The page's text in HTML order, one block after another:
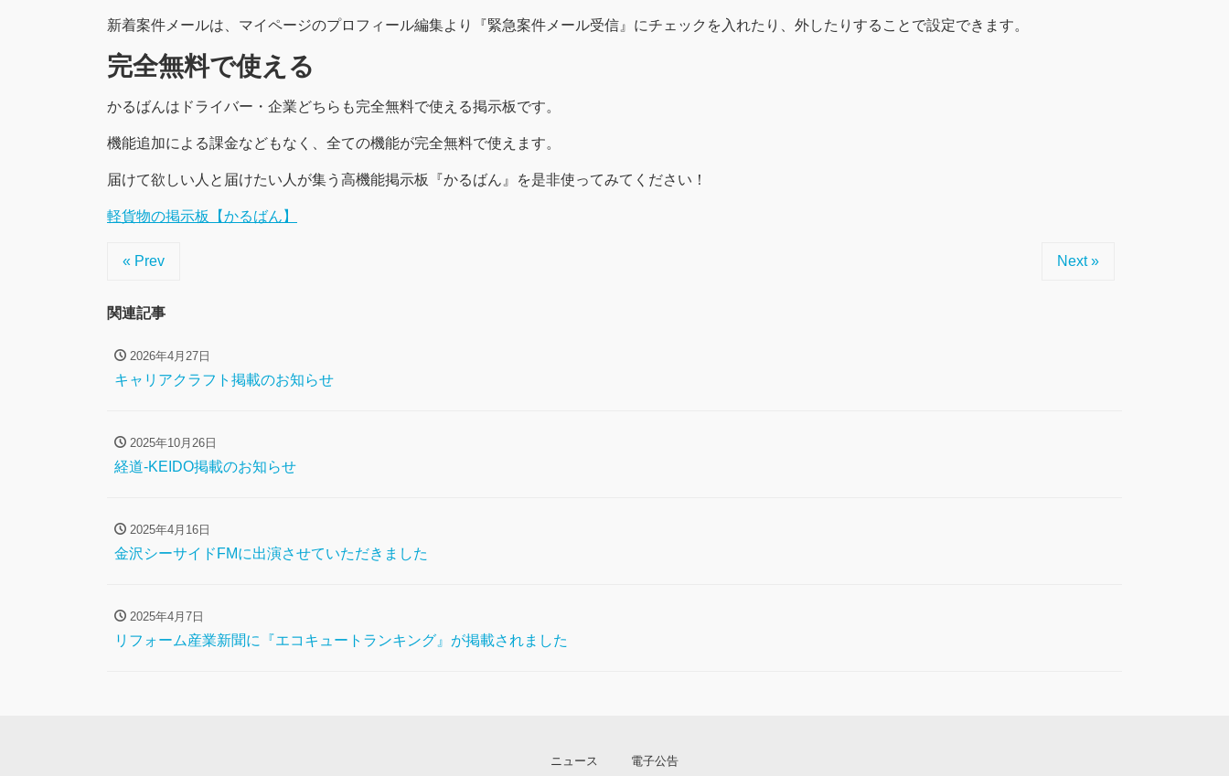
新着案件メールは、マイページのプロフィール編集より『緊急案件メール受信』にチェックを入れたり、外したりすることで設定できます。
完全無料で使える
かるばんはドライバー・企業どちらも完全無料で使える掲示板です。
機能追加による課金などもなく、全ての機能が完全無料で使えます。
届けて欲しい人と届けたい人が集う高機能掲示板『かるばん』を是非使ってみてください！
軽貨物の掲示板【かるばん】
« Prev Next »
関連記事
2026年4月27日
キャリアクラフト掲載のお知らせ
2025年10月26日
経道-KEIDO掲載のお知らせ
2025年4月16日
金沢シーサイドFMに出演させていただきました
2025年4月7日
リフォーム産業新聞に『エコキュートランキング』が掲載されました
ニュース 電子公告